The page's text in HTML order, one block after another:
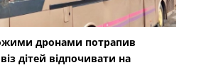
дронами потрапив
дітей відпочивати на